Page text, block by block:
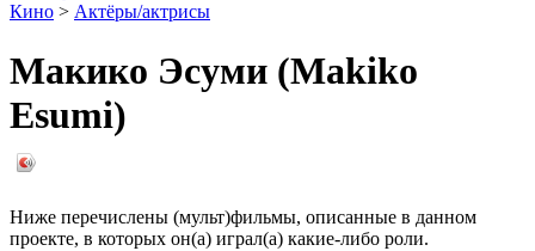
Кино > Актёры/актрисы
Макико Эсуми (Makiko
Esumi)
Ниже перечислены (мульт)фильмы, описанные в данном
проекте, в которых он(а) играл(а) какие-либо роли.